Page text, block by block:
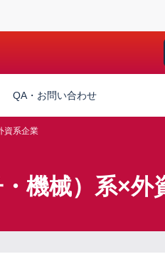
QA・お問い合わせ
資系企業
機械）系×